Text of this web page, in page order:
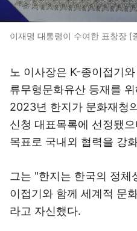
이재명 대통령이 수여한 표창장 [
노 이사장은 K-종이접기
류무형문화유산 등재를
2023년 한지가 문화재청
신청 대표목록에 선정됐
목표로 국내외 협력을 강
그는 "한지는 한국의 정
이접기와 함께 세계적 문
라고 자신했다.